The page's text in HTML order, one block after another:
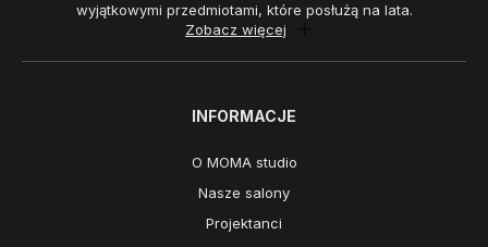
wyjątkowymi przedmiotami, które posłużą na lata.
Zobacz więcej
INFORMACJE
O MOMA studio
Nasze salony
Projektanci